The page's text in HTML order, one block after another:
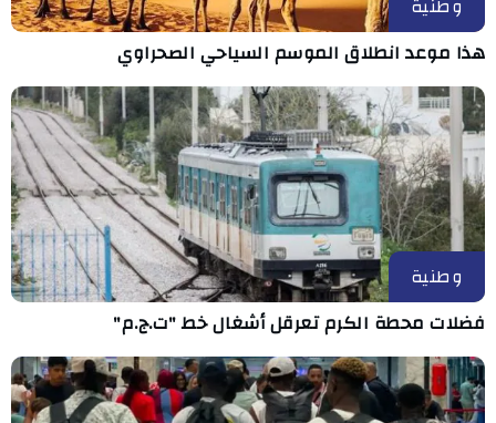
هذا موعد انطلاق الموسم السياحي الصحراوي
وطنية
فضلات محطة الكرم تعرقل أشغال خط "ت.ج.م"